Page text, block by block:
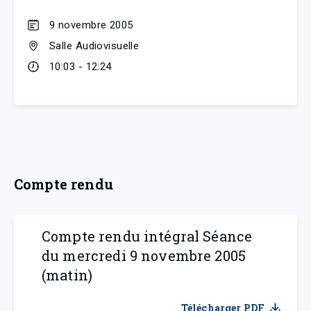
9 novembre 2005
Salle Audiovisuelle
10:03 - 12:24
Compte rendu
Compte rendu intégral Séance
du mercredi 9 novembre 2005
(matin)
Télécharger PDF